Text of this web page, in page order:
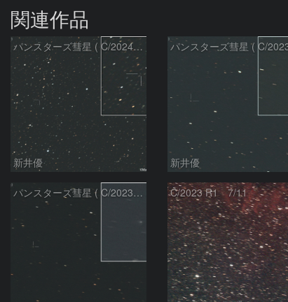
関連作品
パンスターズ彗星 ( C/2024R4 )：2026/07/27
新井優 新井優
パンスターズ彗星 ( C/2023R1 ) ：2026/07/08 C/2023 R1 7/11